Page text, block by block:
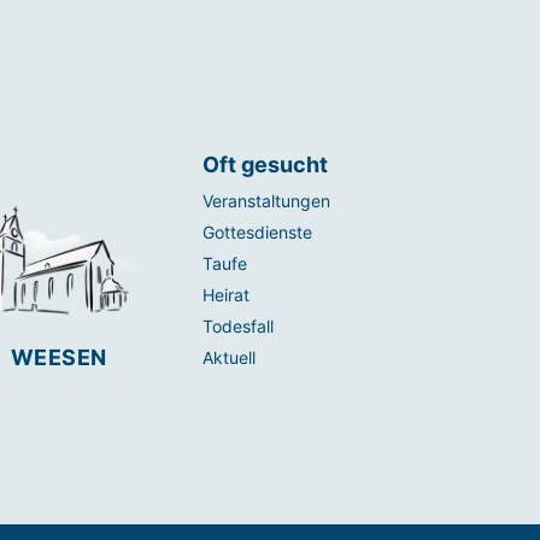
WEESEN
Oft gesucht
Veranstaltungen
Gottesdienste
Taufe
Heirat
Todesfall
Aktuell